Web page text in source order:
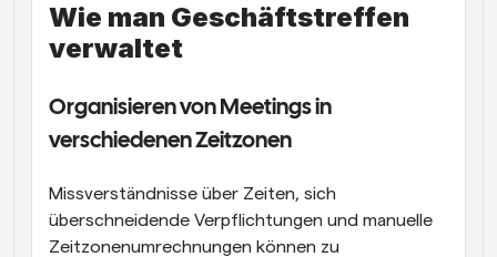
Wie man Geschäftstreffen
verwaltet
Organisieren von Meetings in
verschiedenen Zeitzonen
Missverständnisse über Zeiten, sich
überschneidende Verpflichtungen und manuelle
Zeitzonenumrechnungen können zu